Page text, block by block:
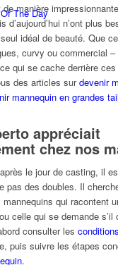
The Day
manière
d’aujourd’hui n’ont plus
idéal de beauté. Que
curvy ou commercial
qui se cache derrière
des articles surdevenir
mannequin en grandes
appréciait
chez nos
le jour de casting, il
pas des doubles. Il
qui racontent
celle qui se demande s’il
consulter les
puis suivre les étapes
.